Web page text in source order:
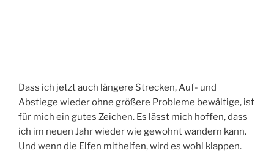
Dass ich jetzt auch längere Strecken, Auf- und
Abstiege wieder ohne größere Probleme bewältige, ist
für mich ein gutes Zeichen. Es lässt mich hoffen, dass
ich im neuen Jahr wieder wie gewohnt wandern kann.
Und wenn die Elfen mithelfen, wird es wohl klappen.